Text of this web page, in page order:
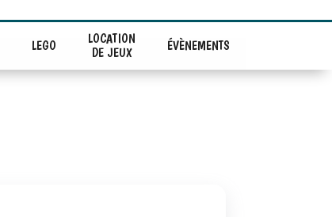
LEGO
LOCATION
DE JEUX
ÉVÈNEMENTS